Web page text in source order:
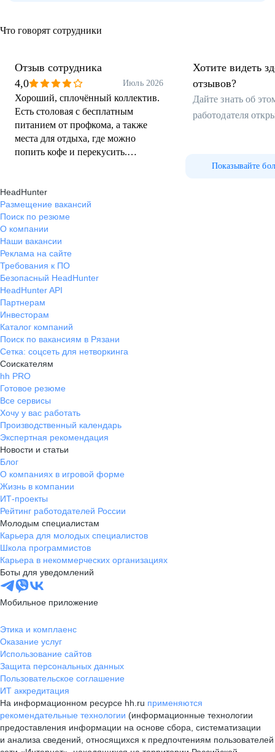
Что говорят сотрудники
Отзыв сотрудника
4,0
Июль 2026
Хороший, сплочённый коллектив.
Есть столовая с бесплатным
питанием от профкома, а также
места для отдыха, где можно
попить кофе и перекусить.
отличная возможность получить
опыт и вырасти.
Хотите видеть
отзывов?
Дайте знать об
работодателя
Показывайте
HeadHunter
Размещение вакансий
Поиск по резюме
О компании
Наши вакансии
Реклама на сайте
Требования к ПО
Безопасный HeadHunter
HeadHunter API
Партнерам
Инвесторам
Каталог компаний
Поиск по вакансиям в Рязани
Сетка: соцсеть для нетворкинга
Соискателям
hh PRO
Готовое резюме
Все сервисы
Хочу у вас работать
Производственный календарь
Экспертная рекомендация
Новости и статьи
Блог
О компаниях в игровой форме
Жизнь в компании
ИТ-проекты
Рейтинг работодателей России
Молодым специалистам
Карьера для молодых специалистов
Школа программистов
Карьера в некоммерческих организациях
Боты для уведомлений
Мобильное приложение
Этика и комплаенс
Оказание услуг
Использование сайтов
Защита персональных данных
Пользовательское соглашение
ИТ аккредитация
На информационном ресурсе hh.ru применяются
рекомендательные технологии (информационные технологии
предоставления информации на основе сбора, систематизации
и анализа сведений, относящихся к предпочтениям пользователей